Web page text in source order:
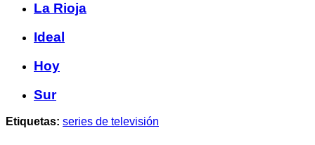
La Rioja
Ideal
Hoy
Sur
Etiquetas: series de televisión